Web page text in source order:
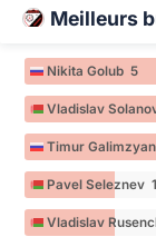
Meilleurs
Nikita Golub 5
Vladislav
Timur
Pavel Seleznev 1
Vladislav